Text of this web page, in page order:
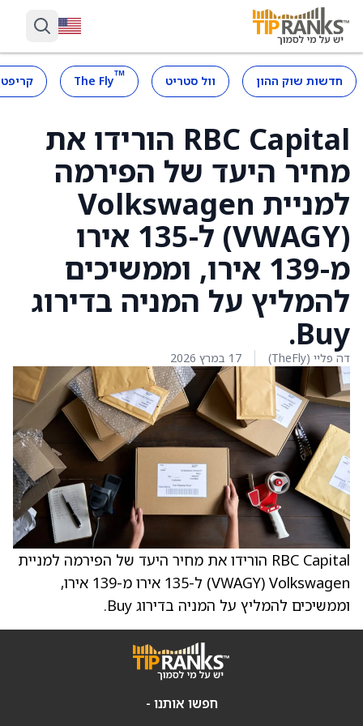
חדשות שוק ההון וול סטריט ™
The Fly
RBC Capital הורידו את
מחיר היעד של הפירמה
(VWAGY) ל-135 אירו
מ-139 אירו, וממשיכים
להמליץ על המניה בדירוג
Buy.
דה פליי (TheFly) 17 במרץ 2026
RBC Capital הורידו את מחיר היעד של הפירמה למניית
Volkswagen‏ (VWAGY) ל-135 אירו מ-139 אירו,
וממשיכים להמליץ על המניה בדירוג Buy.
חפשו אותנו -